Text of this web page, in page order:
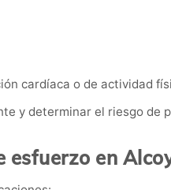
cardíaca o de actividad
y determinar el riesgo de
en